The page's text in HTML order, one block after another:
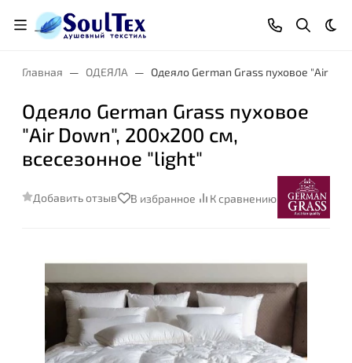
Главная ОДЕЯЛА Одеяло German Grass пуховое "Air
Одеяло German Grass пуховое
"Air Down", 200x200 см,
всесезонное "light"
Добавить отзыв В избранное К сравнению
Размер: